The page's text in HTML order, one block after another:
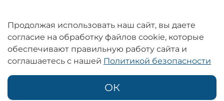
© 2026 Любое использование контента без
письменного разрешения запрещено
Информация на сайте носит информационный характер и не является
Гражданского кодекса Российской Федерации.
Политика конфиденциальности
Продолжая использовать наш сайт, вы даете
согласие на обработку файлов cookie, которые
обеспечивают правильную работу сайта и
соглашаетесь с нашей Политикой безопасности
ОК